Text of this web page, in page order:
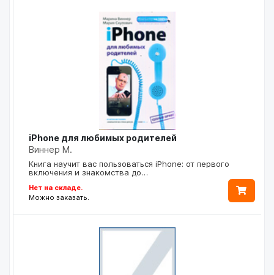
iPhone для любимых родителей
Виннер М.
Книга научит вас пользоваться iPhone: от первого
включения и знакомства до…
Нет на складе.
Можно заказать.